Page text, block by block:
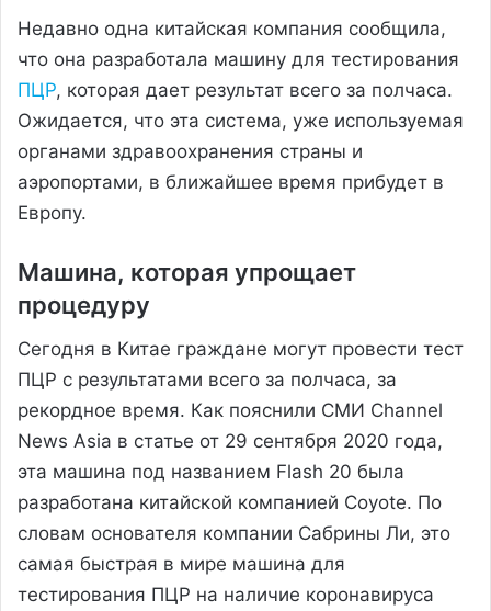
Недавно одна китайская компания сообщила,
что она разработала машину для тестирования
ПЦР, которая дает результат всего за полчаса.
Ожидается, что эта система, уже используемая
органами здравоохранения страны и
аэропортами, в ближайшее время прибудет в
Европу.
Машина, которая упрощает
процедуру
Сегодня в Китае граждане могут провести тест
ПЦР с результатами всего за полчаса, за
рекордное время. Как пояснили СМИ Channel
News Asia в статье от 29 сентября 2020 года,
эта машина под названием Flash 20 была
разработана китайской компанией Coyote. По
словам основателя компании Сабрины Ли, это
самая быстрая в мире машина для
тестирования ПЦР на наличие коронавируса